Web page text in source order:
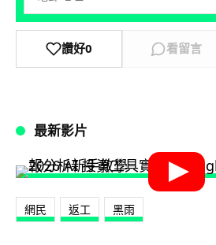
讚好0 看留言
最新影片
網民 返工 黑雨